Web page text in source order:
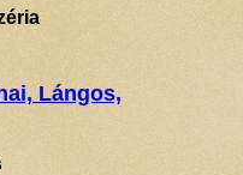
Lángos,